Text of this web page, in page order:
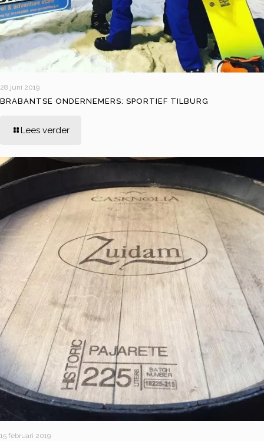
28 juni 2019
BRABANTSE ONDERNEMERS: SPORTIEF TILBURG
Lees verder
15 februari 2019